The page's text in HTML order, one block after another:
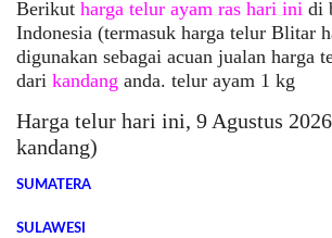
Berikut harga telur ayam ras hari ini di
Indonesia (termasuk harga telur Blitar
digunakan sebagai acuan jualan harga
dari kandang anda. telur ayam 1 kg
Harga telur hari ini, 9 Agustus
kandang)
SUMATERA
SULAWESI